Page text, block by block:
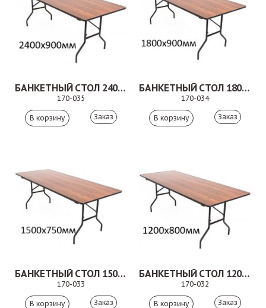
БАНКЕТНЫЙ СТОЛ 2400Х900 ММ
170-035
Заказ
БАНКЕТНЫЙ СТОЛ 1800Х900 ММ
170-034
Заказ
БАНКЕТНЫЙ СТОЛ 1500Х800 ММ
170-033
Заказ
БАНКЕТНЫЙ СТОЛ 1200Х800 ММ
170-032
Заказ